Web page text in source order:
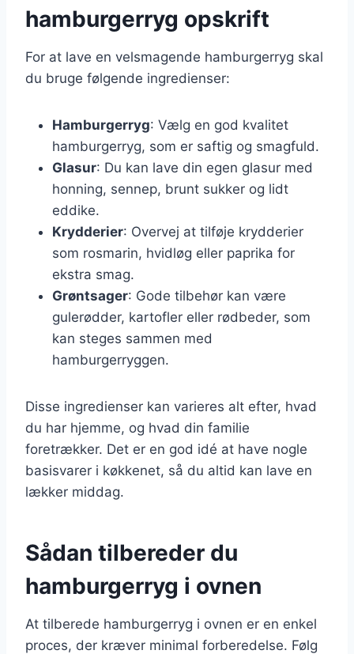
hamburgerryg opskrift
For at lave en velsmagende hamburgerryg skal
du bruge følgende ingredienser:
Hamburgerryg: Vælg en god kvalitet
hamburgerryg, som er saftig og smagfuld.
Glasur: Du kan lave din egen glasur med
honning, sennep, brunt sukker og lidt
eddike.
Krydderier: Overvej at tilføje krydderier
som rosmarin, hvidløg eller paprika for
ekstra smag.
Grøntsager: Gode tilbehør kan være
gulerødder, kartofler eller rødbeder, som
kan steges sammen med
hamburgerryggen.
Disse ingredienser kan varieres alt efter, hvad
du har hjemme, og hvad din familie
foretrækker. Det er en god idé at have nogle
basisvarer i køkkenet, så du altid kan lave en
lækker middag.
Sådan tilbereder du
hamburgerryg i ovnen
At tilberede hamburgerryg i ovnen er en enkel
proces, der kræver minimal forberedelse. Følg